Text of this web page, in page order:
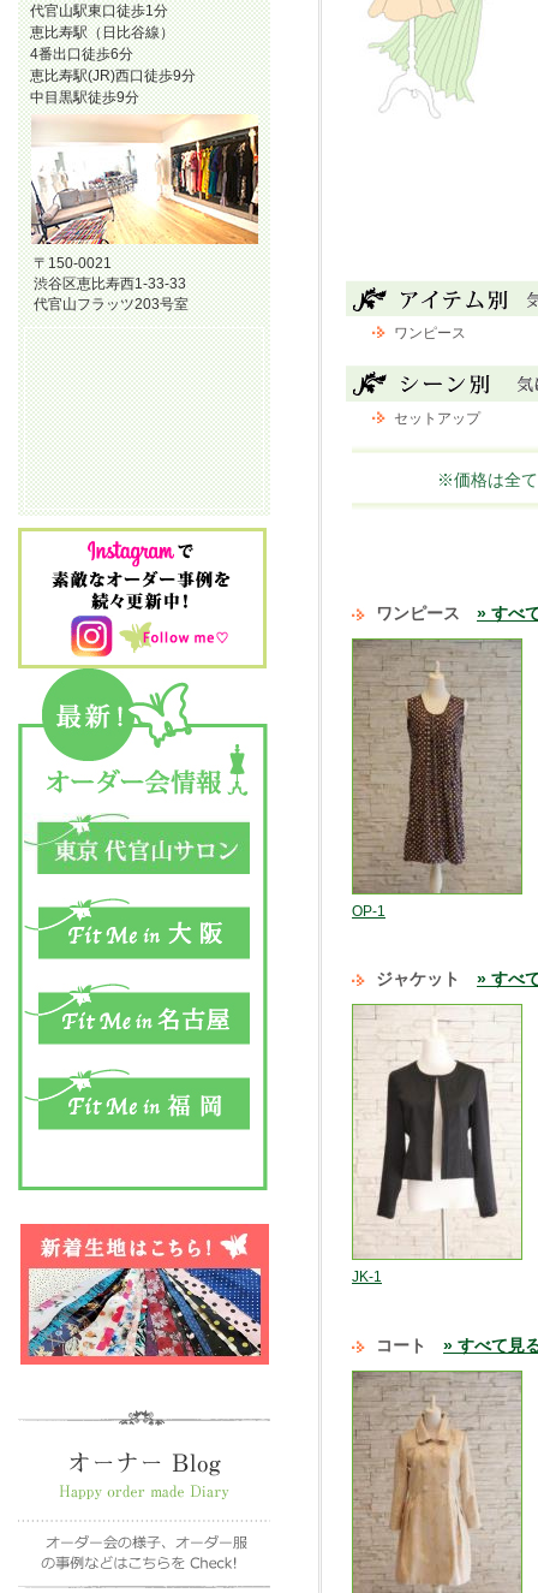
ワンピース
セットアップ
※価格は全
ワンピース » すべ
OP-1
ジャケット » すべ
JK-1
コート » すべて見
代官山駅東口徒歩1分
恵比寿駅（日比谷線）
4番出口徒歩6分
恵比寿駅(JR)西口徒歩9分
中目黒駅徒歩9分
〒150-0021
渋谷区恵比寿西1-33-33
代官山フラッツ203号室